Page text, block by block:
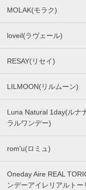
MOLAK(モラク)
loveil(ラヴェール)
RESAY(リセイ)
LILMOON(リルムーン)
Luna Natural 1day(ルナ
ラルワンデー)
rom'u(ロミュ)
Oneday Aire REAL
ンデーアイレリアルトー